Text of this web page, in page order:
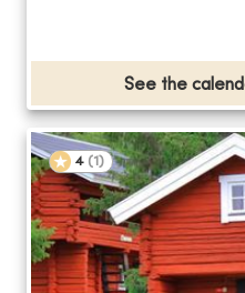
See the
4 (1 )